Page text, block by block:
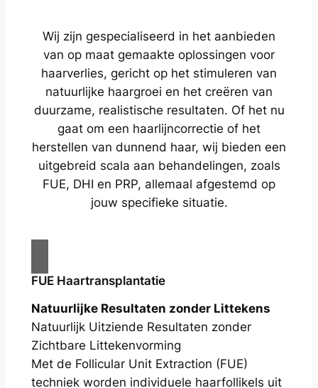
Wij zijn gespecialiseerd in het aanbieden
van op maat gemaakte oplossingen voor
haarverlies, gericht op het stimuleren van
natuurlijke haargroei en het creëren van
duurzame, realistische resultaten. Of het nu
gaat om een haarlijncorrectie of het
herstellen van dunnend haar, wij bieden een
uitgebreid scala aan behandelingen, zoals
FUE, DHI en PRP, allemaal afgestemd op
jouw specifieke situatie.
FUE Haartransplantatie
Natuurlijke Resultaten zonder Littekens
Natuurlijk Uitziende Resultaten zonder
Zichtbare Littekenvorming
Met de Follicular Unit Extraction (FUE)
techniek worden individuele haarfollikels uit